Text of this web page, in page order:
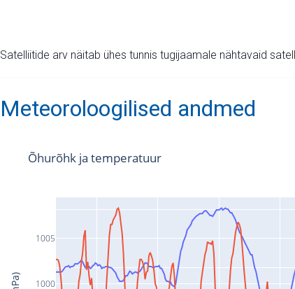
Satelliitide arv näitab ühes tunnis tugijaamale nähtavaid
Meteoroloogilised andmed
1000
1005
Õhurõhk ja temperatuur